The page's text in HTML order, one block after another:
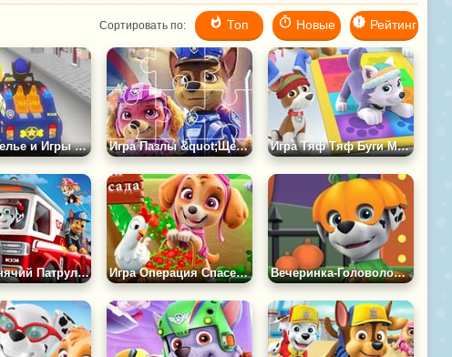
Сортировать по: Топ Новые Рейтинг
Игра Веселье и Игры в Бухте Приключений Игра Пазлы &quot;Щенячий Патруль в Кино&quot; Игра Тяф Тяф Буги Математика
Игра Щенячий Патруль: Миссия Маршалла Игра Операция Спасение Сада Вечеринка-Головоломка на Хэллоуин